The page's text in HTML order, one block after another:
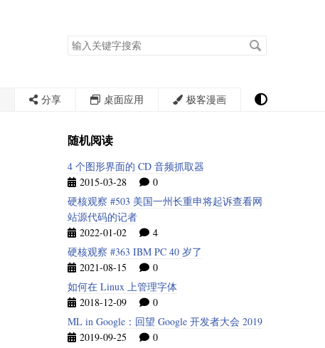
搜
索
分享 桌面应用 极客漫画
随机阅读
4 个图形界面的 CD 音频抓取器
2015-03-28
0
硬核观察 #503 美国一州长重申将起诉查看网
站源代码的记者
2022-01-02
4
硬核观察 #363 IBM PC 40 岁了
2021-08-15
0
如何在 Linux 上管理字体
2018-12-09
0
ML in Google：回望 Google 开发者大会 2019
2019-09-25
0